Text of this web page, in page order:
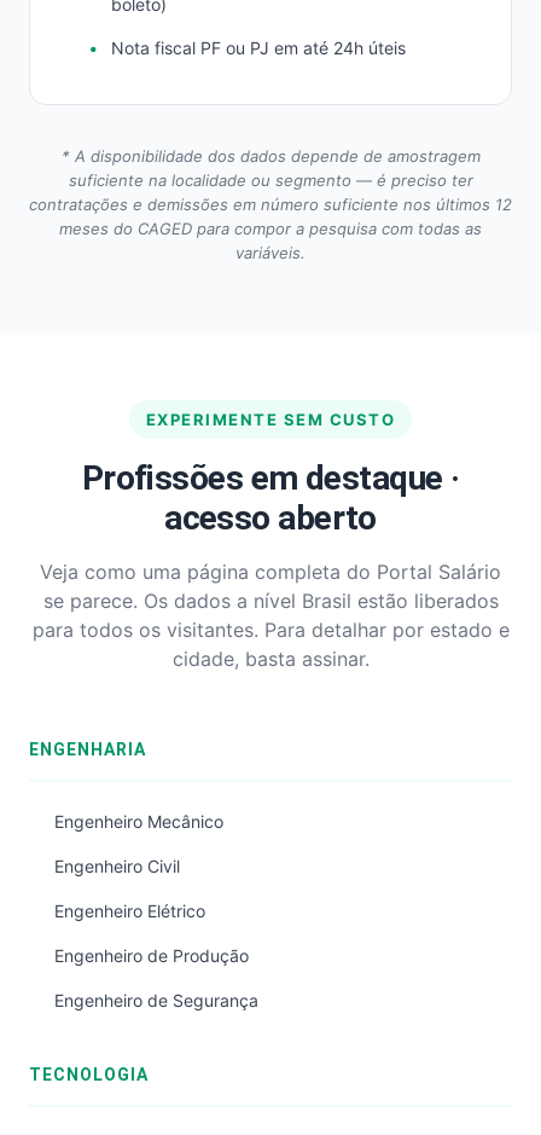
boleto)
Nota fiscal PF ou PJ em até 24h úteis
* A disponibilidade dos dados depende de amostragem
suficiente na localidade ou segmento — é preciso ter
contratações e demissões em número suficiente nos últimos 12
meses do CAGED para compor a pesquisa com todas as
variáveis.
EXPERIMENTE SEM CUSTO
Profissões em destaque ·
acesso aberto
Veja como uma página completa do Portal Salário
se parece. Os dados a nível Brasil estão liberados
para todos os visitantes. Para detalhar por estado e
cidade, basta assinar.
ENGENHARIA
Engenheiro Mecânico
Engenheiro Civil
Engenheiro Elétrico
Engenheiro de Produção
Engenheiro de Segurança
TECNOLOGIA